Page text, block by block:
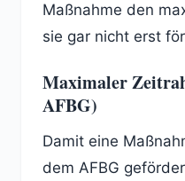
Maßnahme den
sie gar nicht erst
Maximaler
AFBG)
Damit eine
dem AFBG